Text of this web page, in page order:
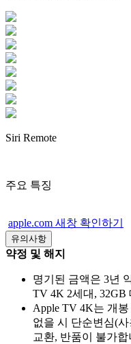
Siri Remote
주요 특징
apple.com 새창 확인하기
유의사항
약정 및 해지
명기된 금액은 3년
TV 4K 2세대, 32GB
Apple TV 4K는 개
없을 시 단순변심(
교환, 반품이 불가